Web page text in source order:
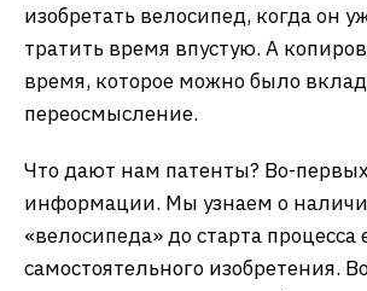
изобретать велосипед, когда он
тратить время впустую. А
время, которое можно было
переосмысление.
Что дают нам патенты? Во-
информации. Мы узнаем о
«велосипеда» до старта процесса
самостоятельного изобретения.